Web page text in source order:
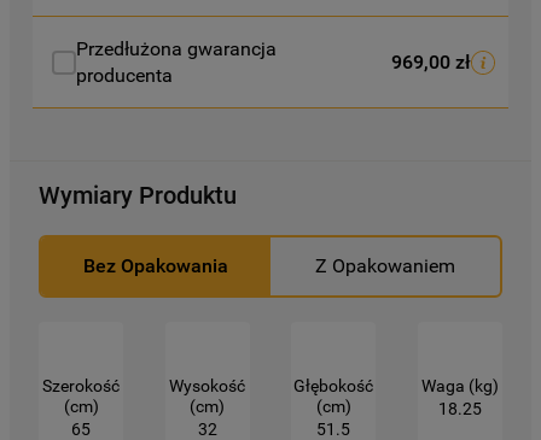
Przedłużona gwarancja
producenta
969,00 zł
Wymiary Produktu
Bez Opakowania Z Opakowaniem
Szerokość
(cm)
65
Wysokość
(cm)
32
Głębokość
(cm)
51.5
Waga (kg)
18.25
Klikając„USTAWIENIA PLIKÓW COOKIES"
mogą Państwo samodzielnie zarządzać
spowoduje zachowanie ustawień
domyślnych, co oznacza, że używane będą
wyłącznie techniczne pliki cookie,
niezbędne do działania strony.